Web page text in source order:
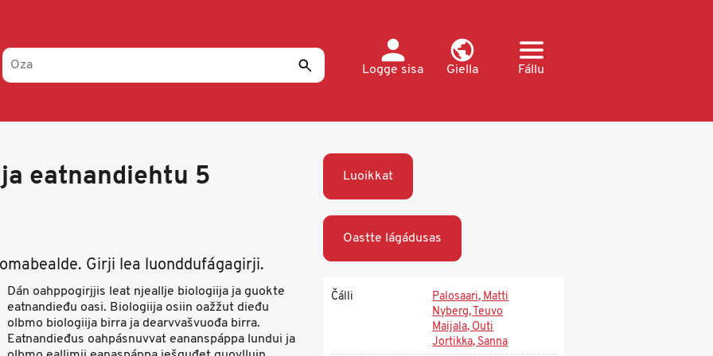
Logge sisa
Giella Fállu
eatnandiehtu 5
Girji lea luonddufágagirji.
Dán oahppogirjjis leat njeallje biologiija ja guokte
eatnandieđu oasi. Biologiija osiin oažžut dieđu
olbmo biologiija birra ja dearvvašvuođa birra.
Eatnandieđus oahpásnuvvat eananspáppa lundui ja
Luoikkat
Oastte lágádusas
Čálli
Palosaari, Matti
Nyberg, Teuvo
Maijala, Outi
Jortikka, Sanna